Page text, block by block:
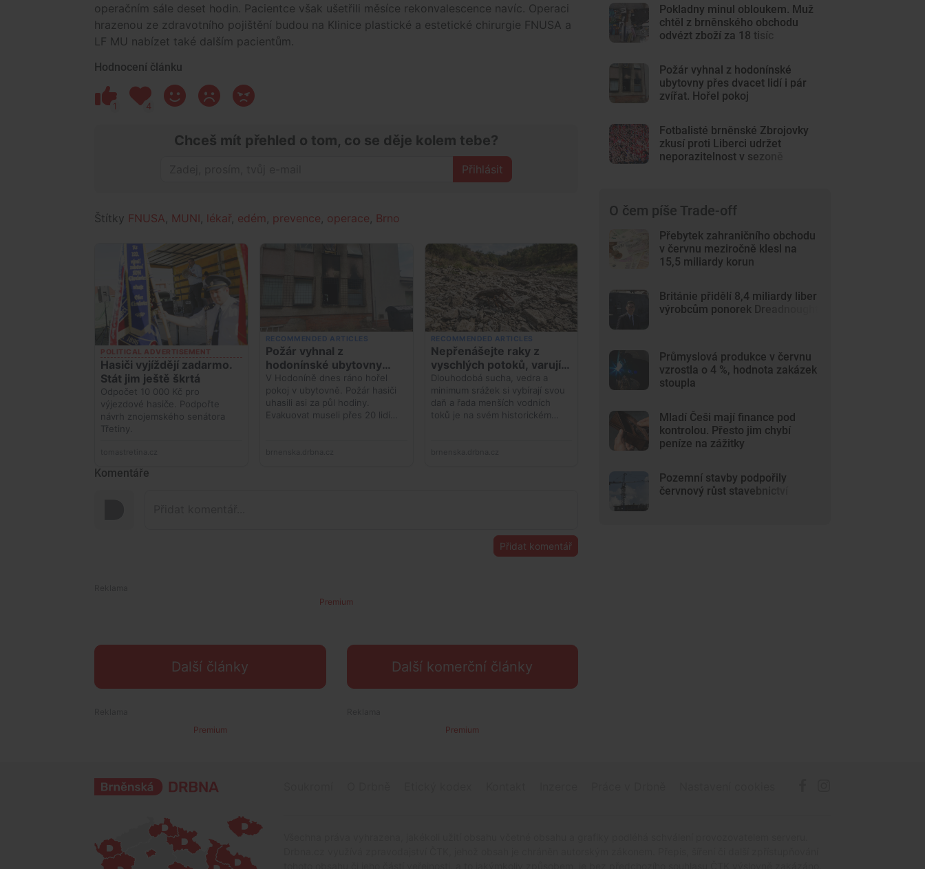
operačním sále deset hodin. Pacientce však ušetřili měsíce rekonvalescence navíc. Operaci
hrazenou ze zdravotního pojištění budou na Klinice plastické a estetické chirurgie FNUSA a
LF MU nabízet také dalším pacientům.
Hodnocení článku
1 4
Chceš mít přehled o tom, co se děje kolem tebe?
Přihlásit
Štítky FNUSA MUNI lékař edém prevence operace Brno
Komentáře
Přidat komentář
Premium
Další články Další komerční články
Pokladny minul obloukem. Muž
chtěl z brněnského obchodu
odvézt zboží za 18 tisíc
Požár vyhnal z hodonínské
ubytovny přes dvacet lidí i pár
zvířat. Hořel pokoj
Fotbalisté brněnské Zbrojovky
zkusí proti Liberci udržet
neporazitelnost v sezoně
O čem píše Trade-off
Přebytek zahraničního obchodu
v červnu meziročně klesl na
15,5 miliardy korun
Británie přidělí 8,4 miliardy liber
výrobcům ponorek Dreadnought
Průmyslová produkce v červnu
vzrostla o 4 %, hodnota zakázek
stoupla
Mladí Češi mají finance pod
kontrolou. Přesto jim chybí
peníze na zážitky
Pozemní stavby podpořily
červnový růst stavebnictví
Premium Premium